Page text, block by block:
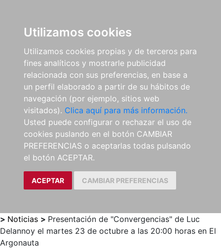
Utilizamos cookies
Utilizamos cookies propias y de terceros para
fines analíticos y mostrarle publicidad
relacionada con sus preferencias, en base a
un perfil elaborado a partir de su hábitos de
navegación (por ejemplo, sitios web
visitados). Clica aquí para más información.
Usted puede configurar o rechazar el uso de
cookies puslando en el botón CAMBIAR
PREFERENCIAS o aceptarlas todas pulsando
el botón ACEPTAR.
ACEPTAR CAMBIAR PREFERENCIAS
> Noticias > Presentación de "Convergencias" de Luc
Delannoy el martes 23 de octubre a las 20:00 horas en El
Argonauta